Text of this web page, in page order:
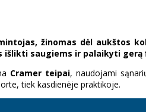
žinomas dėl aukštos
išlikti saugiems ir palaikyti gerą
Cramer teipai, naudojami
tiek kasdienėje praktikoje.